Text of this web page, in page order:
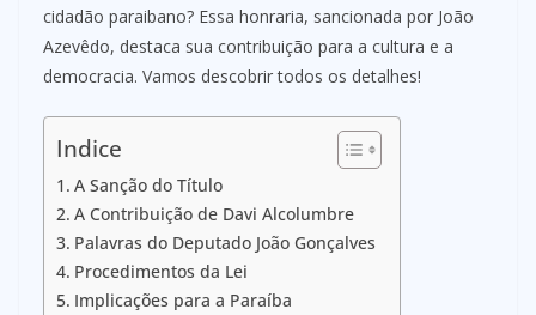
cidadão paraibano? Essa honraria, sancionada por João
Azevêdo, destaca sua contribuição para a cultura e a
democracia. Vamos descobrir todos os detalhes!
Indice
A Sanção do Título
A Contribuição de Davi Alcolumbre
Palavras do Deputado João Gonçalves
Procedimentos da Lei
Implicações para a Paraíba